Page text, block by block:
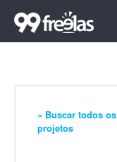
« Buscar todos os
projetos